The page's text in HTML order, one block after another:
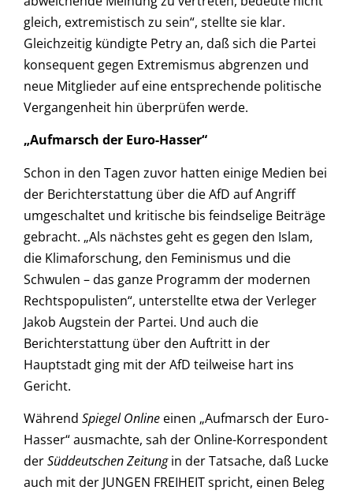
gleich, extremistisch zu sein“, stellte sie klar.
Gleichzeitig kündigte Petry an, daß sich die Partei
konsequent gegen Extremismus abgrenzen und
neue Mitglieder auf eine entsprechende politische
Vergangenheit hin überprüfen werde.
„Aufmarsch der Euro-Hasser“
Schon in den Tagen zuvor hatten einige Medien bei
der Berichterstattung über die AfD auf Angriff
umgeschaltet und kritische bis feindselige Beiträge
gebracht. „Als nächstes geht es gegen den Islam,
die Klimaforschung, den Feminismus und die
Schwulen – das ganze Programm der modernen
Rechtspopulisten“, unterstellte etwa der Verleger
Jakob Augstein der Partei. Und auch die
Berichterstattung über den Auftritt in der
Hauptstadt ging mit der AfD teilweise hart ins
Gericht.
Während Spiegel Online einen „Aufmarsch der Euro-
Hasser“ ausmachte, sah der Online-Korrespondent
derSüddeutschen Zeitungin der Tatsache, daß Lucke
auch mit der JUNGEN FREIHEIT spricht, einen Beleg